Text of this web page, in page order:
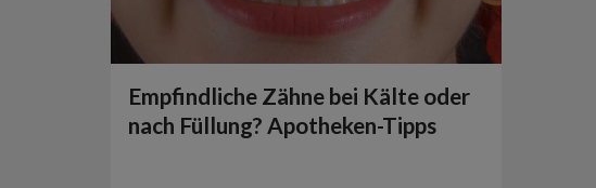
Empfindliche Zähne bei Kälte oder
nach Füllung? Apotheken-Tipps